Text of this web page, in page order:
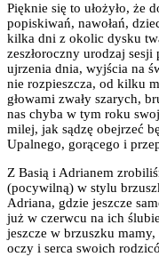
Pięknie się to ułożyło, że
popiskiwań, nawołań,
kilka dni z okolic dysku
zeszłoroczny urodzaj sesji
ujrzenia dnia, wyjścia na
nie rozpieszcza, od kilku
głowami zwały szarych,
nas chyba w tym roku
milej, jak sądzę obejrzeć
Upalnego, gorącego i
Z Basią i Adrianem
(pocywilną) w stylu
Adriana, gdzie jeszcze
już w czerwcu na ich
jeszcze w brzuszku
oczy i serca swoich